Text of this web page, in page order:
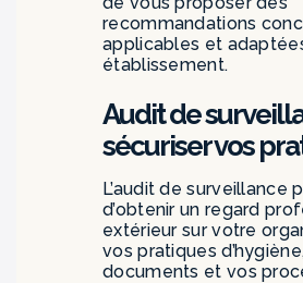
recommandations
applicables et
établissement.
Audit de
sécuriser vos
L’audit de surveillance
d’obtenir un regard
extérieur sur votre
vos pratiques
documents et vos